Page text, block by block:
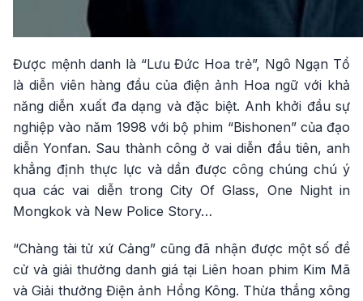
Được mệnh danh là “Lưu Đức Hoa trẻ”, Ngô Ngạn Tổ
là diễn viên hàng đầu của điện ảnh Hoa ngữ với khả
năng diễn xuất đa dạng và đặc biệt. Anh khởi đầu sự
nghiệp vào năm 1998 với bộ phim “Bishonen” của đạo
diễn Yonfan. Sau thành công ở vai diễn đầu tiên, anh
khẳng định thực lực và dần được công chúng chú ý
qua các vai diễn trong City Of Glass, One Night in
Mongkok và New Police Story…
“Chàng tài tử xứ Cảng” cũng đã nhận được một số đề
cử và giải thưởng danh giá tại Liên hoan phim Kim Mã
và Giải thưởng Điện ảnh Hồng Kông. Thừa thắng xông